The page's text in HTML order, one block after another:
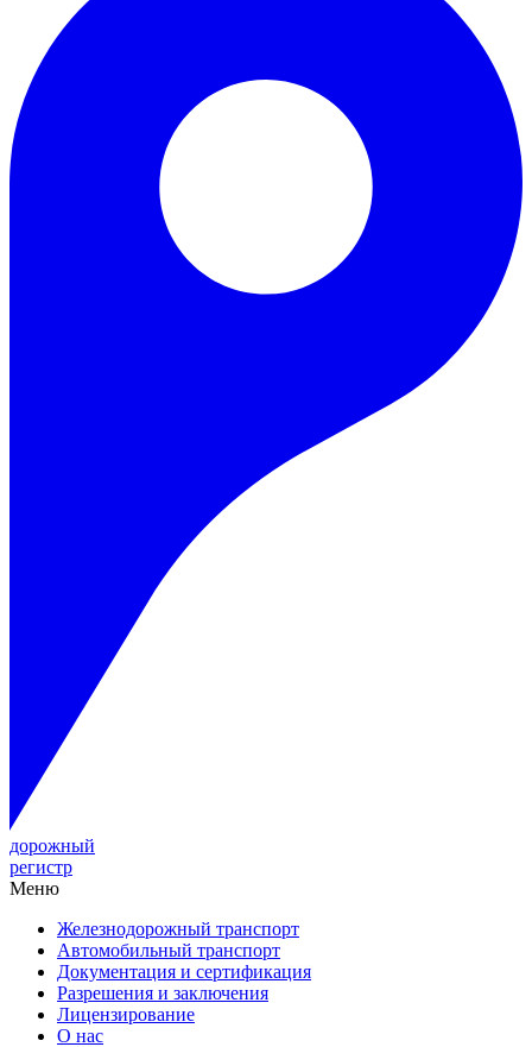
дорожный
регистр
Меню
Железнодорожный транспорт
Автомобильный транспорт
Документация и сертификация
Разрешения и заключения
Лицензирование
О нас